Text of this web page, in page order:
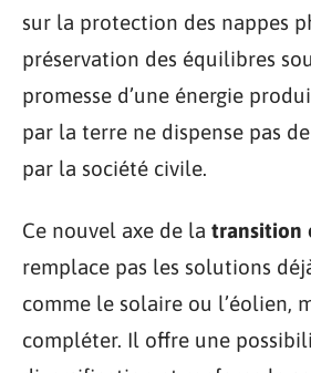
sur la protection des nappes
préservation des équilibres
promesse d’une énergie
par la terre ne dispense pas
par la société civile.
Ce nouvel axe de la transition
remplace pas les solutions
comme le solaire ou l’éolien,
compléter. Il offre une